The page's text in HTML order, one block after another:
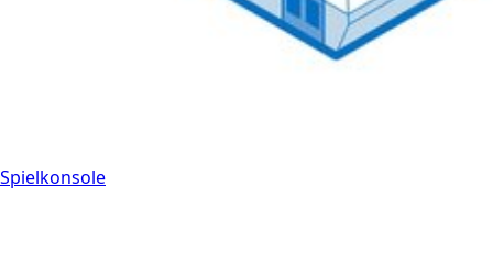
Spielkonsole